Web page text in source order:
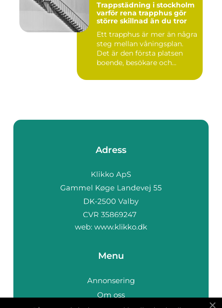
Trappstädning i stockholm
varför rena trapphus gör
större skillnad än du tror
Ett trapphus är mer än några
steg mellan våningsplan.
Det är den första platsen
boende, besökare och...
Adress
web: www.klikko.dk
Menu
Annonsering
Om oss